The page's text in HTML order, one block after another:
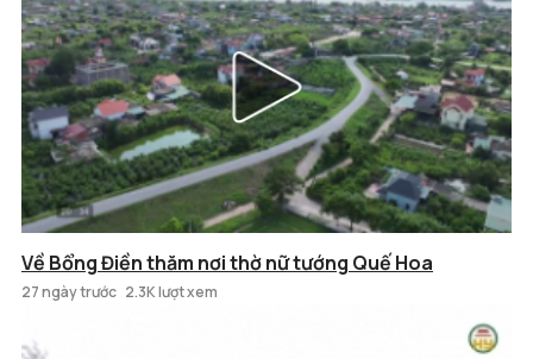
Về Bổng Điền thăm nơi thờ nữ tướng Quế Hoa
27 ngày trước 2.3K lượt xem